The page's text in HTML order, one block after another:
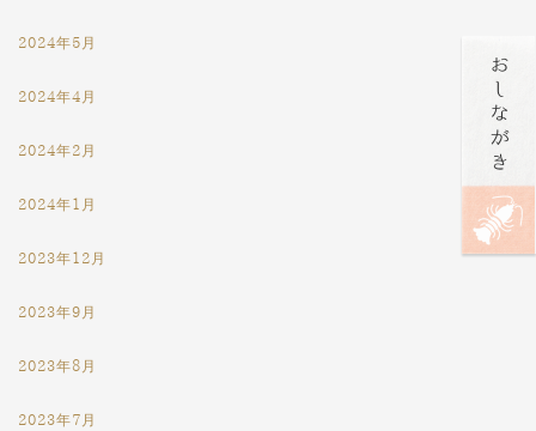
2024年5月
2024年4月
2024年2月
2024年1月
2023年12月
2023年9月
2023年8月
2023年7月